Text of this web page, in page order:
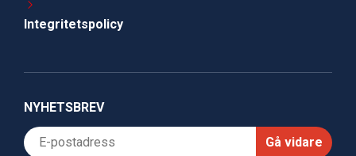
Integritetspolicy
NYHETSBREV
Gå vidare